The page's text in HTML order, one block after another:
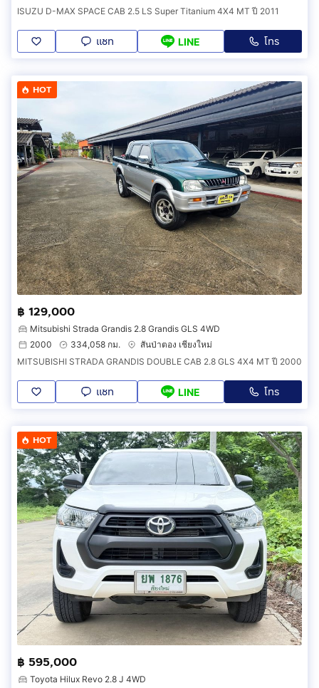
ISUZU D-MAX SPACE CAB 2.5 LS Super Titanium 4X4 MT ปี 2011
แชท LINE โทร
HOT
฿ 129,000
Mitsubishi Strada Grandis 2.8 Grandis GLS 4WD
2000
334,058 กม.
สันป่าตอง เชียงใหม่
MITSUBISHI STRADA GRANDIS DOUBLE CAB 2.8 GLS 4X4 MT ปี 2000
แชท LINE โทร
HOT
฿ 595,000
Toyota Hilux Revo 2.8 J 4WD